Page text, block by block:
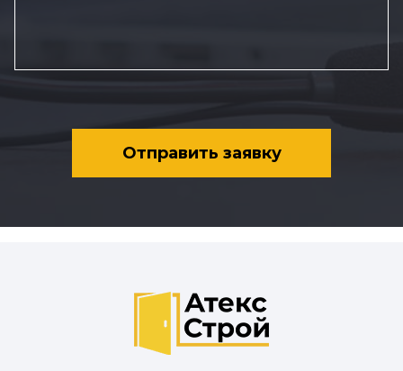
Отправить заявку